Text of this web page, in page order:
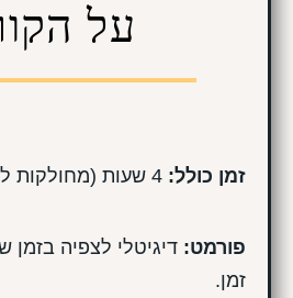
על
זמן כולל:
פורמט: דיגיטלי לצפיה
זמן.